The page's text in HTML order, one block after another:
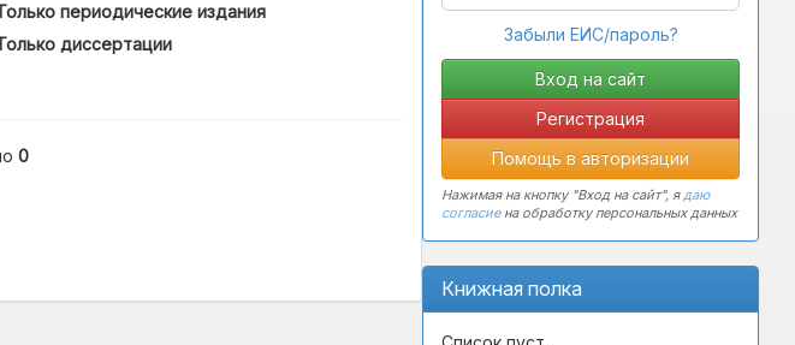
Забыли ЕИС/пароль?
Регистрация
Помощь в авторизации
Нажимая на кнопку "Вход на сайт", ядаю
согласиена обработку персональных данных
Книжная полка
периодические издания
диссертации
0